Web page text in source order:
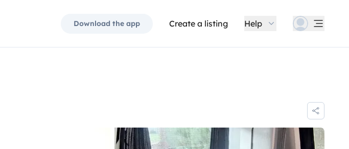
Download the app Create a listing Help